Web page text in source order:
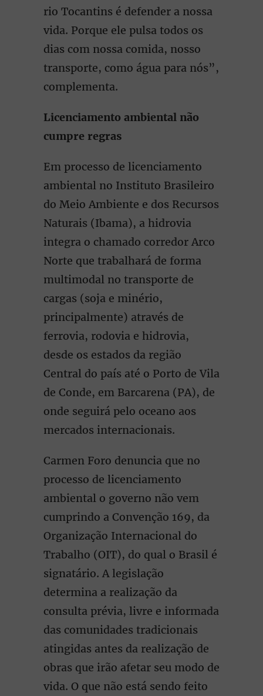
rio Tocantins é defender a nossa
vida. Porque ele pulsa todos os
dias com nossa comida, nosso
transporte, como água para nós”,
complementa.
Licenciamento ambiental não
cumpre regras
Em processo de licenciamento
ambiental no Instituto Brasileiro
do Meio Ambiente e dos Recursos
Naturais (Ibama), a hidrovia
integra o chamado corredor Arco
Norte que trabalhará de forma
multimodal no transporte de
cargas (soja e minério,
principalmente) através de
ferrovia, rodovia e hidrovia,
desde os estados da região
Central do país até o Porto de Vila
de Conde, em Barcarena (PA), de
onde seguirá pelo oceano aos
mercados internacionais.
Carmen Foro denuncia que no
processo de licenciamento
ambiental o governo não vem
cumprindo a Convenção 169, da
Organização Internacional do
Trabalho (OIT), do qual o Brasil é
signatário. A legislação
determina a realização da
consulta prévia, livre e informada
das comunidades tradicionais
atingidas antes da realização de
obras que irão afetar seu modo de
vida. O que não está sendo feito